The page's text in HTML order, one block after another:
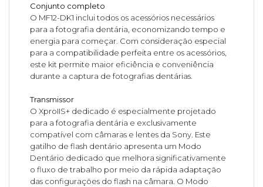
Conjunto completo
O MF12-DK1 inclui todos os acessórios necessários
para a fotografia dentária, economizando tempo e
energia para começar. Com consideração especial
para a compatibilidade perfeita entre os acessórios,
este kit permite maior eficiência e conveniência
durante a captura de fotografias dentárias.
Transmissor
O XproIIS+ dedicado é especialmente projetado
para a fotografia dentária e exclusivamente
compatível com câmaras e lentes da Sony. Este
gatilho de flash dentário apresenta um Modo
Dentário dedicado que melhora significativamente
o fluxo de trabalho por meio da rápida adaptação
das configurações do flash na câmara. O Modo